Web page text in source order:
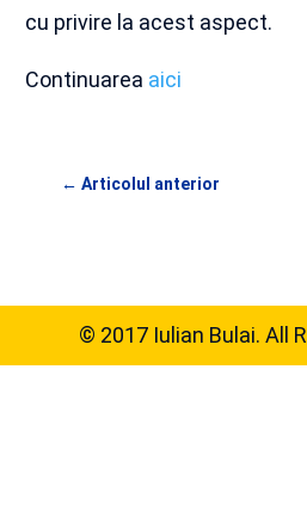
cu privire la acest aspect.
Continuarea aici
← Articolul anterior
© 2017 Iulian Bulai. All